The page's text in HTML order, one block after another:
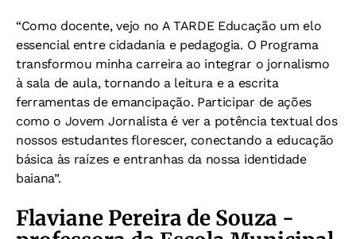
“Como docente, vejo no A TARDE Educação um elo
essencial entre cidadania e pedagogia. O Programa
transformou minha carreira ao integrar o jornalismo
à sala de aula, tornando a leitura e a escrita
ferramentas de emancipação. Participar de ações
como o Jovem Jornalista é ver a potência textual dos
nossos estudantes florescer, conectando a educação
básica às raízes e entranhas da nossa identidade
baiana”.
Flaviane Pereira de Souza -